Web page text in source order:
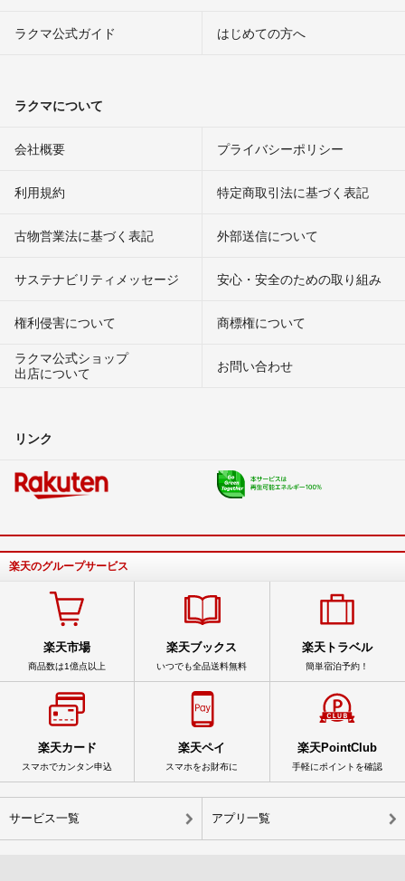
ラクマ公式ガイド はじめての方へ
ラクマについて
会社概要 プライバシーポリシー
利用規約 特定商取引法に基づく表記
古物営業法に基づく表記 外部送信について
サステナビリティメッセージ 安心・安全のための取り組み
権利侵害について
商標権について
ラクマ公式ショップ
出店について
お問い合わせ
リンク
楽天のグループサービス
楽天市場
商品数は1億点以上
楽天ブックス
いつでも全品送料無料
楽天トラベル
簡単宿泊予約！
楽天カード
スマホでカンタン申込
楽天ペイ
スマホをお財布に
楽天PointClub
手軽にポイントを確認
サービス一覧 アプリ一覧